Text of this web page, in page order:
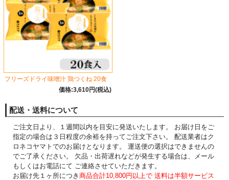
フリーズドライ味噌汁 鶏つくね 20食
価格:3,610円(税込)
配送・送料について
ご注文日より、１週間以内を目安に発送いたします。 お届け日をご
指定の場合は３日程度の余裕を持ってご注文下さい。 配送業者はク
ロネコヤマトでのお届けとなります。 運送便の選択はできませんの
でご了承ください。 欠品・出荷遅れなどが発生する場合は、メール
もしくはお電話にて ご連絡させていただきます。
お届け先１ヶ所につき 商品合計10,800円以上で 送料は半額サービス